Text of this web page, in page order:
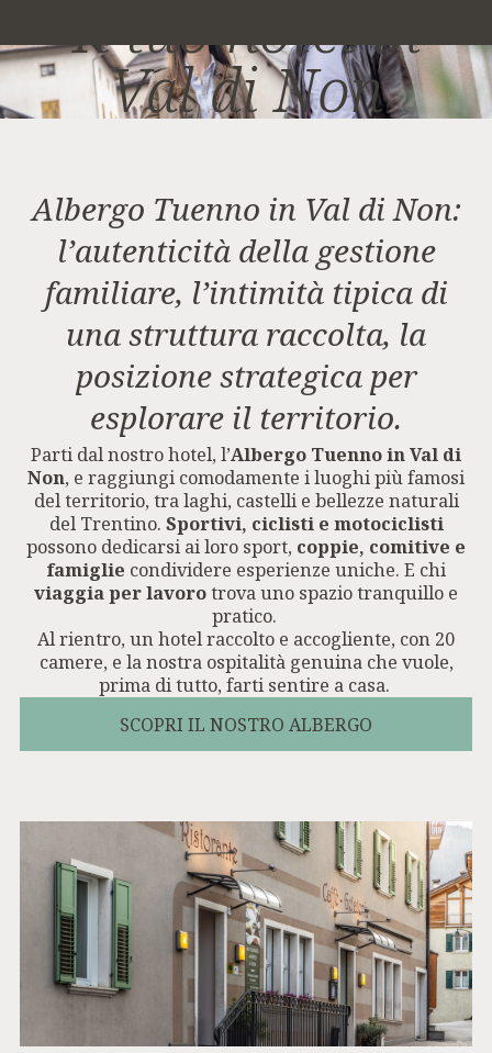
Il tuo hotel in
Val di Non
Albergo Tuenno in Val di Non:
l’autenticità della gestione
familiare, l’intimità tipica di
una struttura raccolta, la
posizione strategica per
esplorare il territorio.
Parti dal nostro hotel, l’Albergo Tuenno in Val di
Non, e raggiungi comodamente i luoghi più famosi
del territorio, tra laghi, castelli e bellezze naturali
del Trentino. Sportivi, ciclisti e motociclisti
possono dedicarsi ai loro sport, coppie, comitive e
famiglie condividere esperienze uniche. E chi
viaggia per lavorotrova uno spazio tranquillo e
pratico.
Al rientro, un hotel raccolto e accogliente, con 20
camere, e la nostra ospitalità genuina che vuole,
prima di tutto, farti sentire a casa.
SCOPRI IL NOSTRO ALBERGO